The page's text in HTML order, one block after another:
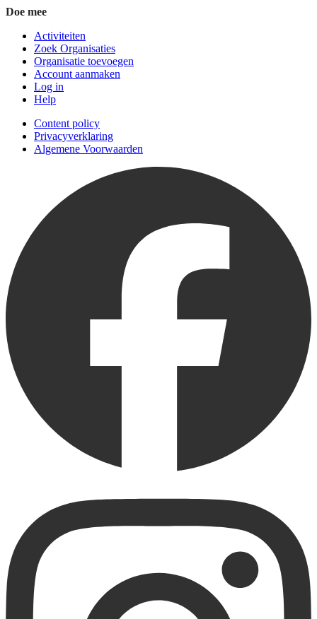
Doe mee
Activiteiten
Zoek Organisaties
Organisatie toevoegen
Account aanmaken
Log in
Help
Content policy
Privacyverklaring
Algemene Voorwaarden